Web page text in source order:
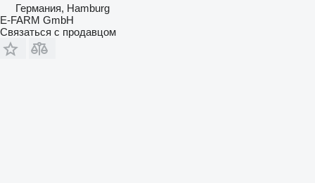
Германия, Hamburg
E-FARM GmbH
Связаться с продавцом